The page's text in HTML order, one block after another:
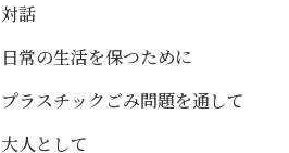
対話
日常の生活を保つために
プラスチックごみ問題を通して
大人として